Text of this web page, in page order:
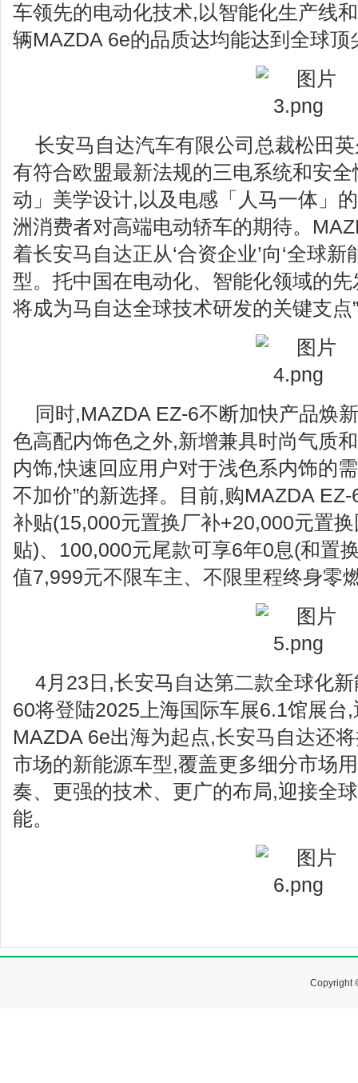
车领先的电动化技术,以智能化生产线
辆MAZDA 6e的品质达均能达到全球顶
长安马自达汽车有限公司总裁松田
有符合欧盟最新法规的三电系统和安
动」美学设计,以及电感「人马一体」
洲消费者对高端电动轿车的期待。
着长安马自达正从‘合资企业’向‘全球新
型。托中国在电动化、智能化领域的
将成为马自达全球技术研发的关键支点
同时,MAZDA EZ-6不断加快产品焕
色高配内饰色之外,新增兼具时尚气质
内饰,快速回应用户对于浅色系内饰的
不加价”的新选择。目前,购MAZDA
补贴(15,000元置换厂补+20,000元置
贴)、100,000元尾款可享6年0息(和置
值7,999元不限车主、不限里程终身零
4月23日,长安马自达第二款全球化
60将登陆2025上海国际车展6.1馆展台
MAZDA 6e出海为起点,长安马自达还
市场的新能源车型,覆盖更多细分市场
奏、更强的技术、更广的布局,迎接全
能。
Copyright